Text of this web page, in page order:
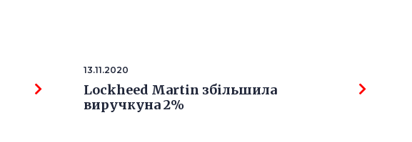
13.11.2020
Lockheed Martin збільшила
виручкуна 2%